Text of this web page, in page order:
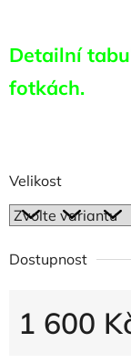
Detailní
fotkách.
Velikost
Dostupnost
1 600